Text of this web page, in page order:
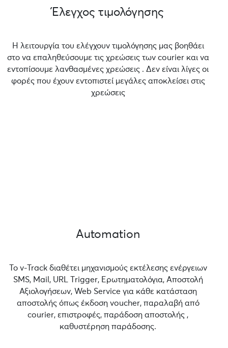
Έλεγχος τιμολόγησης
Η λειτουργία του ελέγχουν τιμολόγησης μας βοηθάει
στο να επαληθεύσουμε τις χρεώσεις των courier και να
εντοπίσουμε λανθασμένες χρεώσεις . Δεν είναι λίγες οι
φορές που έχουν εντοπιστεί μεγάλες αποκλείσει στις
χρεώσεις
Automation
Το v-Track διαθέτει μηχανισμούς εκτέλεσης ενέργειων
SMS, Mail, URL Τrigger, Ερωτηματολόγια, Αποστολή
Αξιολογήσεων, Web Service για κάθε κατάσταση
αποστολής όπως έκδοση voucher, παραλαβή από
courier, επιστροφές, παράδοση αποστολής ,
καθυστέρηση παράδοσης.